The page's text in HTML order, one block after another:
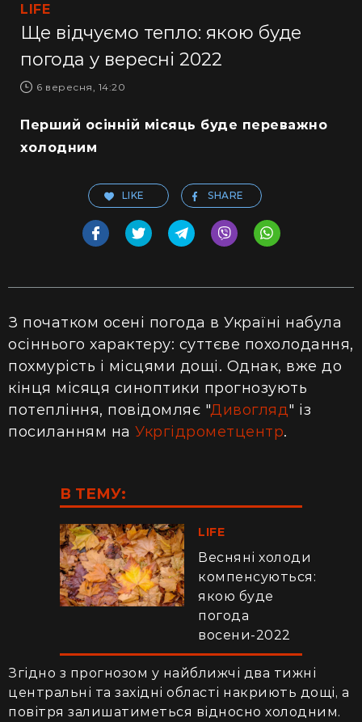
LIFE
Ще відчуємо тепло: якою буде
погода у вересні 2022
6 вересня, 14:20
Перший осінній місяць буде переважно
холодним
LIKE SHARE
З початком осені погода в Україні набула
осіннього характеру: суттєве похолодання,
похмурість і місцями дощі. Однак, вже до
кінця місяця синоптики прогнозують
потепління, повідомляє "Дивогляд" із
посиланням на Укргідрометцентр.
В ТЕМУ:
LIFE
Весняні холоди
компенсуються:
якою буде
погода
восени-2022
Згідно з прогнозом у найближчі два тижні
центральні та західні області накриють дощі, а
повітря залишатиметься відносно холодним.